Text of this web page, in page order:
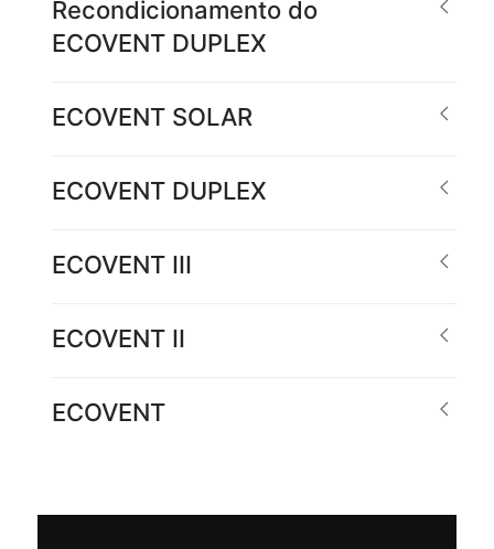
Recondicionamento do
ECOVENT DUPLEX
ECOVENT SOLAR
ECOVENT DUPLEX
ECOVENT III
ECOVENT II
ECOVENT